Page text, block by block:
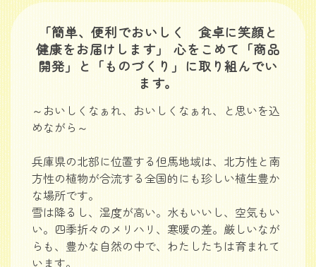
「簡単、便利でおいしく 食卓に笑顔と
健康をお届けします」 心をこめて「商品
開発」と「ものづくり」に取り組んでい
ます。
～おいしくなぁれ、おいしくなぁれ、と思いを込
めながら～
兵庫県の北部に位置する但馬地域は、北方性と南
方性の植物が合流する全国的にも珍しい植生豊か
な場所です。
雪は降るし、湿度が高い。水もいいし、空気もい
い。四季折々のメリハリ、寒暖の差。厳しいなが
らも、豊かな自然の中で、わたしたちは育まれて
います。